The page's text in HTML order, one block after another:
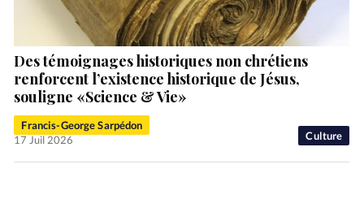
Culture
Des témoignages historiques non chrétiens
renforcent l’existence historique de Jésus,
souligne «Science & Vie»
Francis-George Sarpédon
17 Juil 2026